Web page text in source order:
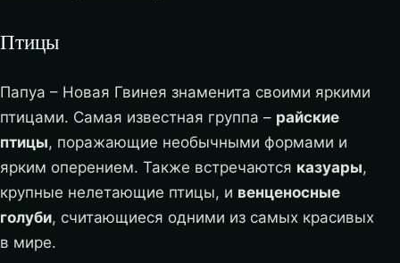
Птицы
Папуа – Новая Гвинея знаменита своими яркими
птицами. Самая известная группа – райские
птицы, поражающие необычными формами и
ярким оперением. Также встречаются казуары,
крупные нелетающие птицы, и венценосные
голуби, считающиеся одними из самых красивых
в мире.